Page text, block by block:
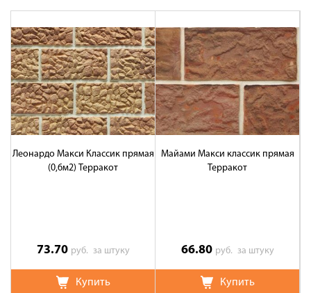
Леонардо Макси Классик прямая
(0,6м2) Терракот
73.70 руб. за штуку
Купить
Майами Макси классик прямая
Терракот
66.80 руб. за штуку
Купить